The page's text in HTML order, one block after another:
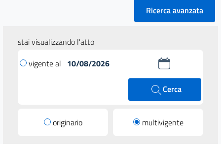
Ricerca avanzata
stai visualizzando l'atto
vigente al
Cerca
originario multivigente